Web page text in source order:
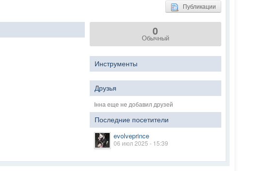
Публикации
0
Обычный
Инструменты
Друзья
Інна еще не добавил друзей
Последние посетители
evolveprince
06 июл 2025 - 15:39